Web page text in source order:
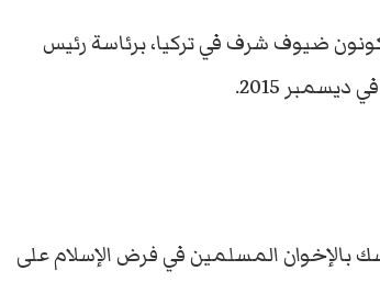
ضيوف شرف في تركيا، برئاسة رئيس
2015.
بالإخوان المسلمين في فرض الإسلام على